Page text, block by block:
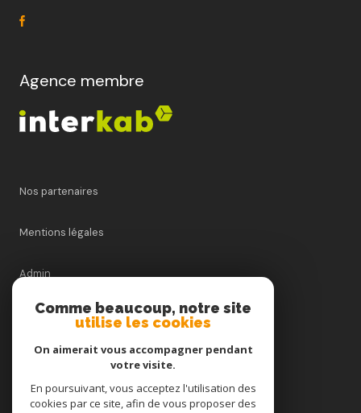
Agence membre
Nos partenaires
Mentions légales
Admin
Nos honoraires
Politique RGPD
Cookies
Comme beaucoup, notre site
utilise les cookies
On aimerait vous accompagner pendant
votre visite.
En poursuivant, vous acceptez l'utilisation des
cookies par ce site, afin de vous proposer des